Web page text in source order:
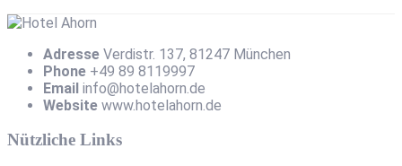
Adresse Verdistr. 137, 81247 München
Phone +49 89 8119997
Email info@hotelahorn.de
Website www.hotelahorn.de
Nützliche Links